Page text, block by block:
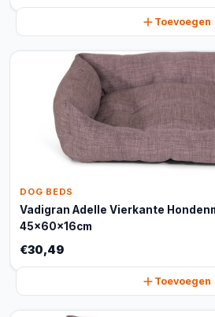
Toevoegen
DOG BEDS
Vadigran Adelle Vierkante
45x60x16cm
€30,49
Toevoegen